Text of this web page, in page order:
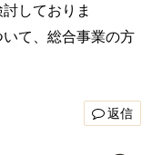
しておりま
て、総合事業の方
返信